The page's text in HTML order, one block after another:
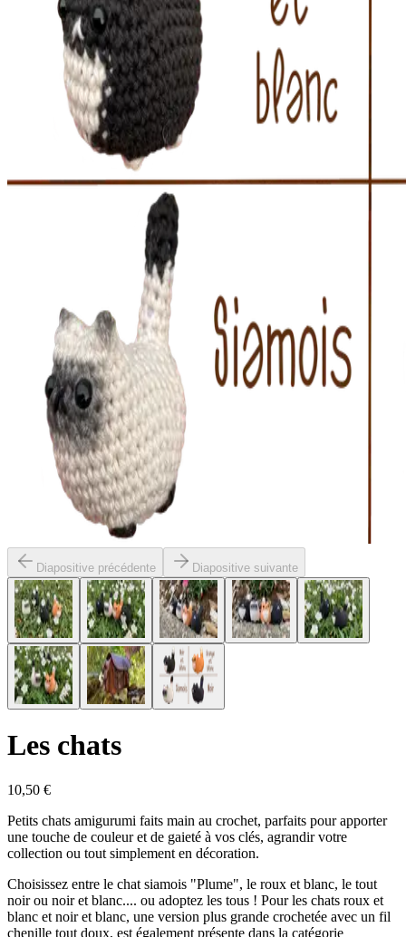
Diapositive précédente Diapositive suivante
Les chats
10,50 €
Petits chats amigurumi faits main au crochet, parfaits pour apporter
une touche de couleur et de gaieté à vos clés, agrandir votre
collection ou tout simplement en décoration.
Choisissez entre le chat siamois "Plume", le roux et blanc, le tout
noir ou noir et blanc.... ou adoptez les tous ! Pour les chats roux et
blanc et noir et blanc, une version plus grande crochetée avec un fil
chenille tout doux, est également présente dans la catégorie